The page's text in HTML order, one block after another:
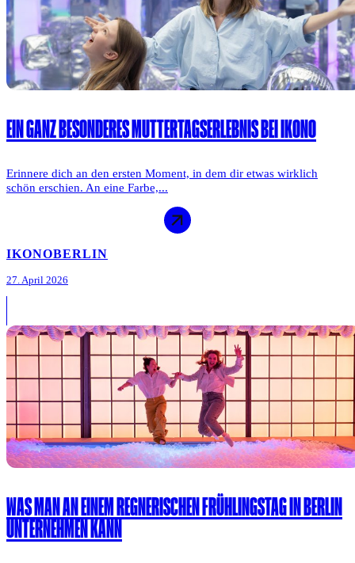
EIN GANZ BESONDERES MUTTERTAGSERLEBNIS BEI IKONO
Erinnere dich an den ersten Moment, in dem dir etwas wirklich
schön erschien. An eine Farbe,...
IKONOBERLIN
27. April 2026
WAS MAN AN EINEM REGNERISCHEN FRÜHLINGSTAG IN BERLIN
UNTERNEHMEN KANN